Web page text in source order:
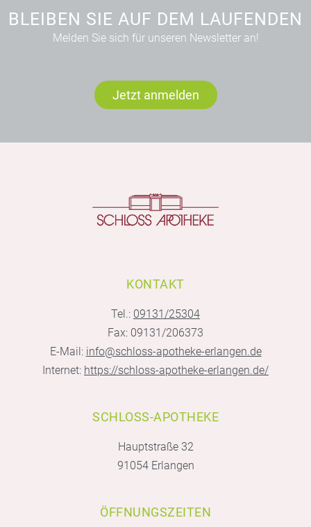
BLEIBEN SIE AUF DEM LAUFENDEN
Melden Sie sich für unseren Newsletter an!
Jetzt anmelden
KONTAKT
Tel.: 09131/25304
Fax: 09131/206373
E-Mail: info@schloss-apotheke-erlangen.de
Internet: https://schloss-apotheke-erlangen.de/
SCHLOSS-APOTHEKE
Hauptstraße 32
91054 Erlangen
ÖFFNUNGSZEITEN